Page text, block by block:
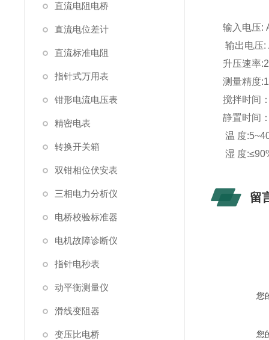
直流电阻电桥
直流电位差计
直流标准电阻
指针式万用表
钳形电流电压表
精密电表
转换开关箱
双钳相位伏安表
三相电力分析仪
电桥校验标准器
电机故障诊断仪
指针电秒表
动平衡测量仪
滑线变阻器
变压比电桥
输入电压:
输出电压:
升压速率
测量精度
搅拌时间
静置时间
温 度
湿 度
留
您
您